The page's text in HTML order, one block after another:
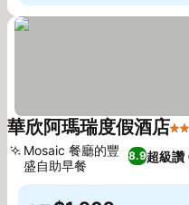
華欣阿瑪瑞度假酒店5
8.9超級讚
Mosaic 餐廳的豐
盛自助早餐